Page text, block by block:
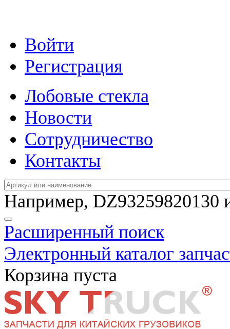
Войти
Регистрация
Лобовые стекла
Новости
Сотрудничество
Контакты
Например, DZ93259820130
Расширенный поиск
Электронный каталог
Корзина пуста